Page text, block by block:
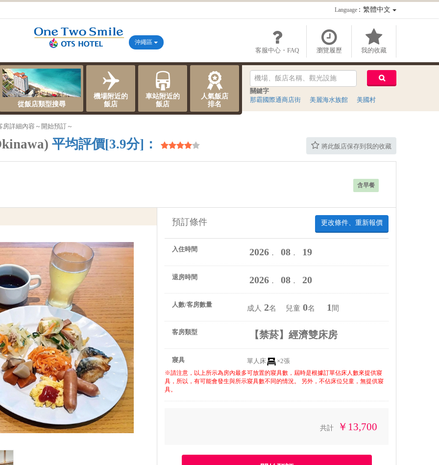
Language：繁體中文
客服中心・FAQ 瀏覽履歷 我的收藏
沖繩區
從飯店類型搜尋
機場附近的
飯店
車站附近的
飯店
人氣飯店
排名
關鍵字
那霸國際通商店街
美麗海水族館 美國村
房詳細內容～開始預訂～
將此飯店保存到我的收藏
平均評價[3.9分]：
含早餐
更改條件、重新報價
預訂條件
入住時間 2026． 08． 19
退房時間 2026． 08． 20
人數/客房數量 成人 2名 兒童 0名 1 間
客房類型 【禁菸】經濟雙床房
寢具 單人床 ×2張
※請注意，以上所示為房內最多可放置的寢具數，屆時是根據訂單佔床人數來提供寢
具，所以，有可能會發生與所示寢具數不同的情況。 另外，不佔床位兒童，無提供寢
具。
共計 ￥13,700